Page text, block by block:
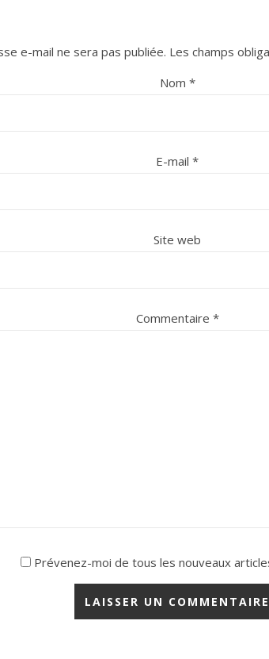
e-mail ne sera pas publiée. Les champs
Nom *
E-mail *
Site web
Commentaire *
Prévenez-moi de tous les nouveaux